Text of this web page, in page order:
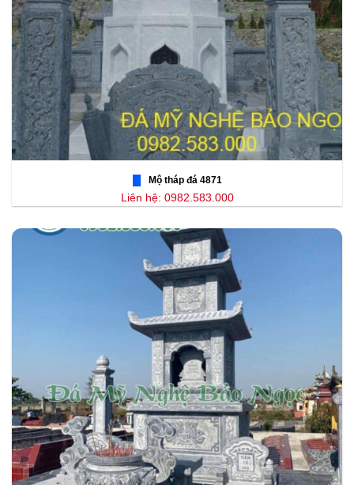
Mộ tháp đá 4871
Liên hệ: 0982.583.000